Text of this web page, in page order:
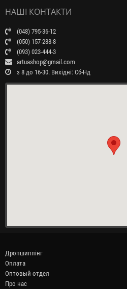
НАШІ КОНТАКТИ
(048) 795-36-12
(050) 157-288-8
(093) 023-444-3
artuashop@gmail.com
з 8 до 16-30. Вихідні: Сб-Нд
Дропшиппінг
Оплата
Оптовый отдел
Про нас